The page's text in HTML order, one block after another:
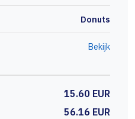
Donuts
Bekijk
15.60 EUR
56.16 EUR